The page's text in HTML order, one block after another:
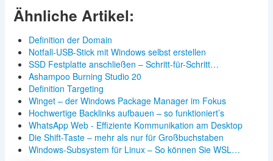
Ähnliche Artikel:
Definition der Domain
Notfall-USB-Stick mit Windows selbst erstellen
SSD Festplatte anschließen – Schritt-für-Schritt…
Ashampoo Burning Studio 20
Definition Targeting
Winget – der Windows Package Manager im Fokus
Hochwertige Backlinks aufbauen – so funktioniert’s
WhatsApp Web - Effiziente Kommunikation am Desktop
Die Shift-Taste – mehr als nur für Großbuchstaben
Windows-Subsystem für Linux – So können Sie WSL…